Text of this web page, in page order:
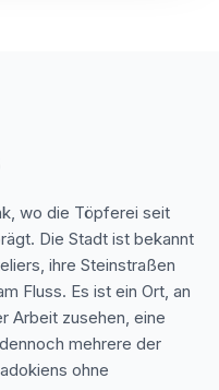
wo die Töpferei seit
Die Stadt ist bekannt
ihre Steinstraßen
Fluss. Es ist ein Ort, an
Arbeit zusehen, eine
mehrere der
ohne